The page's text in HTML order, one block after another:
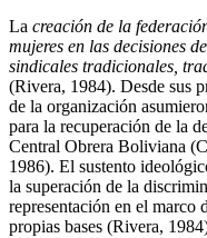
La creación de la
mujeres en las decisiones
sindicales tradicionales,
(Rivera, 1984). Desde sus
de la organización
para la recuperación de la
Central Obrera Boliviana
1986). El sustento
la superación de la
representación en el marco
propias bases (Rivera,